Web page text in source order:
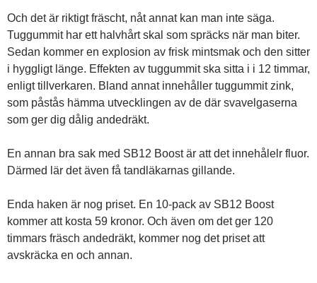
Och det är riktigt fräscht, nåt annat kan man inte säga.
Tuggummit har ett halvhårt skal som spräcks när man biter.
Sedan kommer en explosion av frisk mintsmak och den sitter
i hyggligt länge. Effekten av tuggummit ska sitta i i 12 timmar,
enligt tillverkaren. Bland annat innehåller tuggummit zink,
som påstås hämma utvecklingen av de där svavelgaserna
som ger dig dålig andedräkt.
En annan bra sak med SB12 Boost är att det innehålelr fluor.
Därmed lär det även få tandläkarnas gillande.
Enda haken är nog priset. En 10-pack av SB12 Boost
kommer att kosta 59 kronor. Och även om det ger 120
timmars fräsch andedräkt, kommer nog det priset att
avskräcka en och annan.